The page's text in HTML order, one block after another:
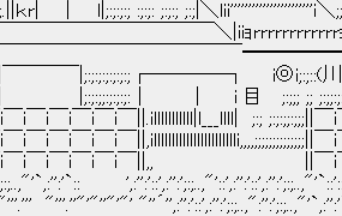
ｋr| │ l|;:;:;:; :;:;: ;:;:; ;:;|＼lii'''''''''''''''''''''''i＼;;
￣￣￣￣￣￣￣￣￣￣＼|iiｮrrrrrrrrrrrrｮ
￣￣￣￣￣￣￣￣￣￣￣￣
|￣￣￣￣|;:;:;:;:;:;:;┌――――┐ i◎i;:;::(川（
:; ;| |;:;:;;:;:;:;:│ │ i 目 ;:;;; ;; ;:;;:;:;;
i￣i￣i￣i￣i￣||.illlllllllll|l___llll| ;:; ;:;:;;:;;;||
i￣i￣i￣i￣i￣||,illllllllllllllllllllllli,,,,;;;;;;;;;;;;;;||
i￣i￣i￣i￣i￣i￣i￣||,, ||￣i￣i￣i
"'''.''"'"''"'"'